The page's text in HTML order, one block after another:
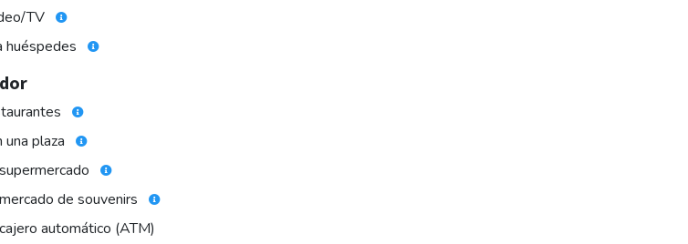
TV
huéspedes
una plaza
de souvenirs
automático (ATM)